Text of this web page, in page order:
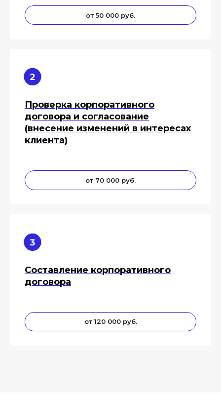
от 50 000 руб.
Проверка корпоративного
договора и согласование
(внесение изменений в интересах
клиента)
от 70 000 руб.
Составление корпоративного
договора
от 120 000 руб.